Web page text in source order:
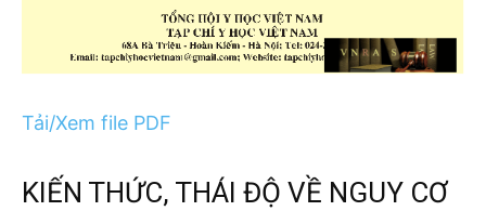
Tải/Xem file PDF
KIẾN THỨC, THÁI ĐỘ VỀ NGUY CƠ